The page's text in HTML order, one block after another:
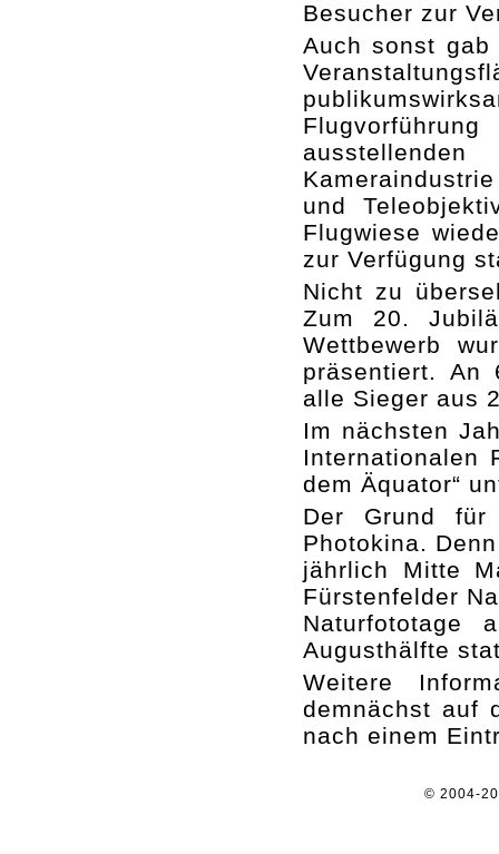
Besucher zur
Auch sonst
und
Flugwiese
zur Verfügung
Nicht zu
Zum 20.
Wettbewerb
präsentiert. An
alle Sieger aus
Im nächsten
Internationalen
dem Äquator“
Der Grund für
Photokina.
jährlich Mitte
Fürstenfelder
Naturfototage
Augusthälfte
Weitere
demnächst auf
nach einem
© 2004-